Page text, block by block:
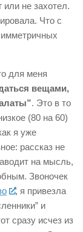
не захотел.
Что с
для меня
вещами,
. Это в то
(80 на 60)
я уже
рассказ не
на мысль,
Звоночек
, я привезла
и
сразу исчез из